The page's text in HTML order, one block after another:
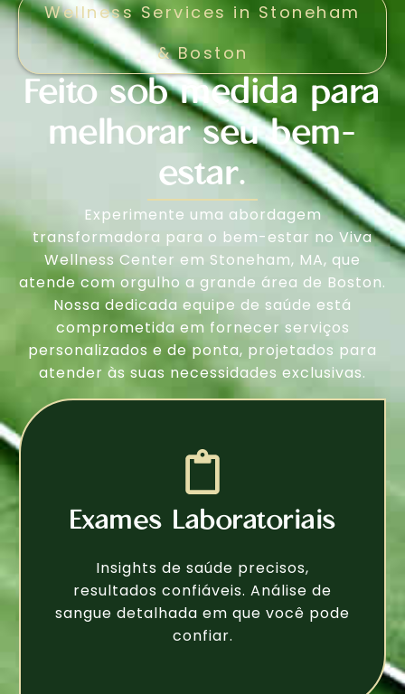
Wellness Services in Stoneham
& Boston
Feito sob medida para
melhorar seu bem-
estar.
Experimente uma abordagem
transformadora para o bem-estar no Viva
Wellness Center em Stoneham, MA, que
atende com orgulho a grande área de Boston.
Nossa dedicada equipe de saúde está
comprometida em fornecer serviços
personalizados e de ponta, projetados para
atender às suas necessidades exclusivas.
Exames Laboratoriais
Insights de saúde precisos,
resultados confiáveis. Análise de
sangue detalhada em que você pode
confiar.